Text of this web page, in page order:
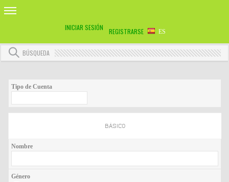
INICIAR SESIÓN REGISTRARSE ES
BÚSQUEDA
Tipo de Cuenta
BÁSICO
Nombre
Género